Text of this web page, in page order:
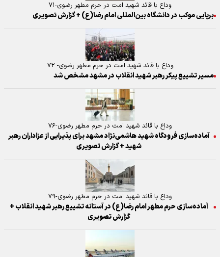
وداع با قائد شهید امت در حرم مطهر رضوی-۷۱
برپایی موکب در دانشگاه بین‌المللی امام رضا(ع) + گزارش تصویری
وداع با قائد شهید امت در حرم مطهر رضوی- ۷۲
مسیر تشییع پیکر رهبر شهید انقلاب در مشهد مشخص شد
وداع با قائد شهید امت در حرم مطهر رضوی-۷۶
آماده‌سازی فرودگاه شهید هاشمی‌نژاد مشهد برای پذیرایی از عزاداران رهبر
شهید + گزارش تصویری
وداع با قائد شهید امت در حرم مطهر رضوی-۷۹
آماده‌سازی حرم مطهر امام رضا(ع) در آستانه تشییع رهبر شهید انقلاب +
گزارش تصویری